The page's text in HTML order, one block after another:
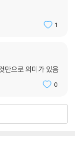
1
만으로 의미가 있음
0